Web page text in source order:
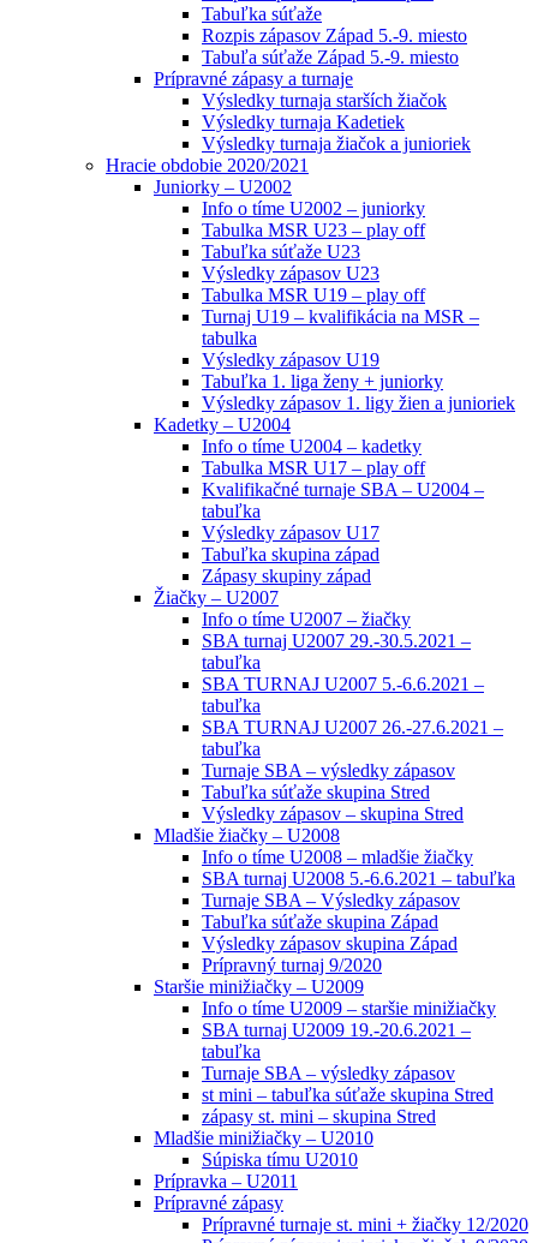
Tabuľka súťaže
Rozpis zápasov Západ 5.-9. miesto
Tabuľa súťaže Západ 5.-9. miesto
Prípravné zápasy a turnaje
Výsledky turnaja starších žiačok
Výsledky turnaja Kadetiek
Výsledky turnaja žiačok a junioriek
Hracie obdobie 2020/2021
Juniorky – U2002
Info o tíme U2002 – juniorky
Tabulka MSR U23 – play off
Tabuľka súťaže U23
Výsledky zápasov U23
Tabulka MSR U19 – play off
Turnaj U19 – kvalifikácia na MSR –
tabulka
Výsledky zápasov U19
Tabuľka 1. liga ženy + juniorky
Výsledky zápasov 1. ligy žien a junioriek
Kadetky – U2004
Info o tíme U2004 – kadetky
Tabulka MSR U17 – play off
Kvalifikačné turnaje SBA – U2004 –
tabuľka
Výsledky zápasov U17
Tabuľka skupina západ
Zápasy skupiny západ
Žiačky – U2007
Info o tíme U2007 – žiačky
SBA turnaj U2007 29.-30.5.2021 –
tabuľka
SBA TURNAJ U2007 5.-6.6.2021 –
tabuľka
SBA TURNAJ U2007 26.-27.6.2021 –
tabuľka
Turnaje SBA – výsledky zápasov
Tabuľka súťaže skupina Stred
Výsledky zápasov – skupina Stred
Mladšie žiačky – U2008
Info o tíme U2008 – mladšie žiačky
SBA turnaj U2008 5.-6.6.2021 – tabuľka
Turnaje SBA – Výsledky zápasov
Tabuľka súťaže skupina Západ
Výsledky zápasov skupina Západ
Prípravný turnaj 9/2020
Staršie minižiačky – U2009
Info o tíme U2009 – staršie minižiačky
SBA turnaj U2009 19.-20.6.2021 –
tabuľka
Turnaje SBA – výsledky zápasov
st mini – tabuľka súťaže skupina Stred
zápasy st. mini – skupina Stred
Mladšie minižiačky – U2010
Súpiska tímu U2010
Prípravka – U2011
Prípravné zápasy
Prípravné turnaje st. mini + žiačky 12/2020